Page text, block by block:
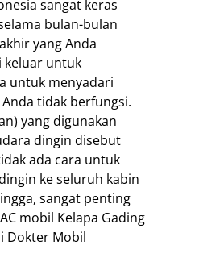
sangat keras
bulan-bulan
yang Anda
keluar untuk
untuk menyadari
tidak berfungsi.
yang digunakan
dingin disebut
ada cara untuk
ke seluruh kabin
sangat penting
mobil Kelapa Gading
Dokter Mobil